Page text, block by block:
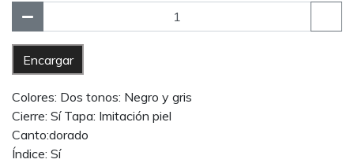
Encargar
Colores: Dos tonos: Negro y gris
Cierre: Sí Tapa: Imitación piel
Canto:dorado
Índice: Sí